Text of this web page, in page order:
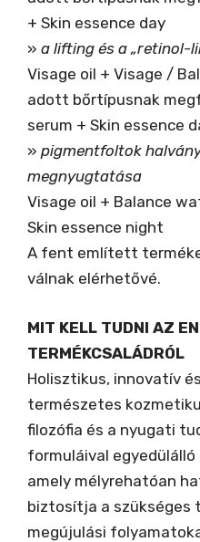
+ Skin essence day
» a lifting és a „retinol-
Visage oil + Visage /
adott bőrtípusnak
serum + Skin essence
» pigmentfoltok
megnyugtatása
Visage oil + Balance
Skin essence night
A fent említett
válnak elérhetővé.
MIT KELL TUDNI AZ
TERMÉKCSALÁDRÓL
Holisztikus, innovatív
természetes
filozófia és a nyugati
formuláival
amely mélyrehatóan
biztosítja a szükséges
megújulási